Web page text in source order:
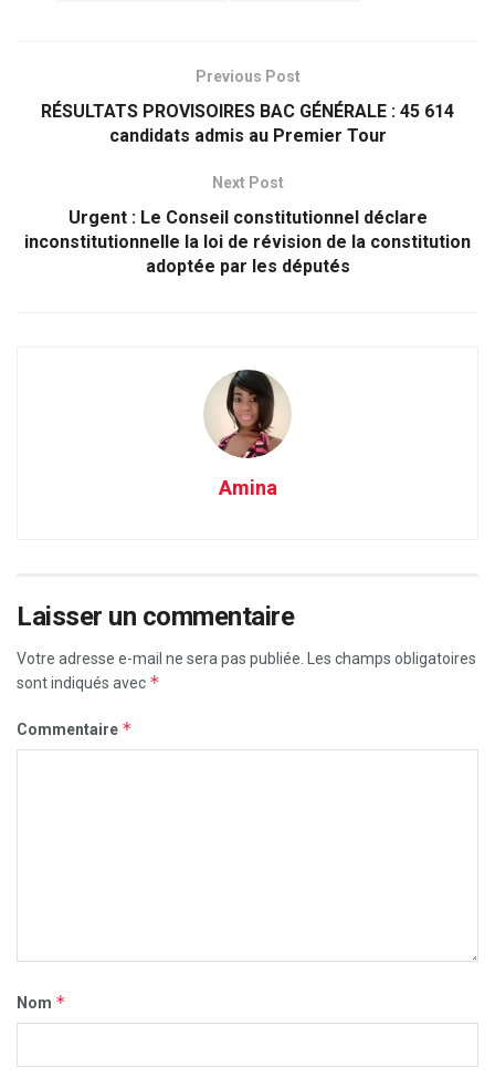
Previous Post
RÉSULTATS PROVISOIRES BAC GÉNÉRALE : 45 614
candidats admis au Premier Tour
Next Post
Urgent : Le Conseil constitutionnel déclare
inconstitutionnelle la loi de révision de la constitution
adoptée par les députés
Amina
Laisser un commentaire
Votre adresse e-mail ne sera pas publiée.
Les champs obligatoires
sont indiqués avec *
Commentaire *
Nom *